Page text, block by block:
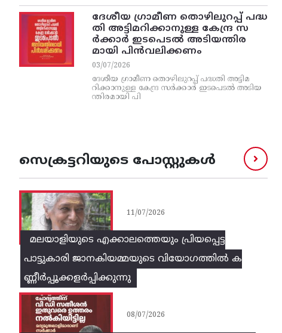
ദേശീയ ഗ്രാമീണ തൊഴിലുറപ്പ്‌ പദ്ധ
തി അട്ടിമറിക്കാനുള്ള കേന്ദ്ര സ
ര്‍ക്കാര്‍ ഇടപെടല്‍ അടിയന്തിര
മായി പിന്‍വലിക്കണം
03/07/2026
ദേശീയ ഗ്രാമീണ തൊഴിലുറപ്പ്‌ പദ്ധതി അട്ടിമ
റിക്കാനുള്ള കേന്ദ്ര സര്‍ക്കാര്‍ ഇടപെടല്‍ അടിയ
ന്തിരമായി പി
സെക്രട്ടറിയുടെ പോസ്റ്റുകൾ
മലയാളിയുടെ എക്കാലത്തെയും പ്രിയപ്പെട്ട
പാട്ടുകാരി ജാനകിയമ്മയുടെ വിയോഗത്തിൽ ക
ണ്ണീർപ്പൂക്കളർപ്പിക്കുന്നു
11/07/2026
08/07/2026